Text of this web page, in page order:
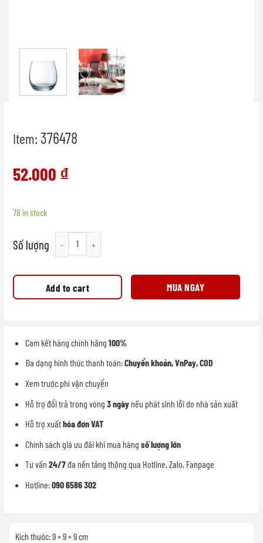
Item: 376478
52.000 ₫
78 in stock
Ly Thấp TT Luminarc Mineral 320ml quantity
Add to cart MUA NGAY
Cam kết hàng chính hãng 100%
Đa dạng hình thức thanh toán:Chuyển khoản, VnPay, COD
Xem trước phí vận chuyển
Hỗ trợ đổi trả trong vòng 3 ngày nếu phát sinh lỗi do nhà sản xuất
Hỗ trợ xuấthóa đơn VAT
Chính sách giá ưu đãi khi mua hàng số lượng lớn
Tư vấn 24/7đa nền tảng thông qua Hotline, Zalo, Fanpage
Hotline:090 6586 302
Kích thước: 9 × 9 × 9 cm